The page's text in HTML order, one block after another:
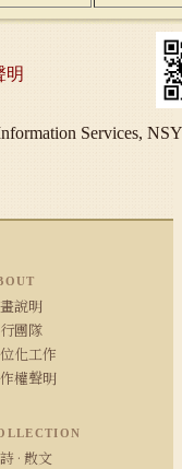
明
Services,
說明
團隊
化工作
權聲明
· 散文